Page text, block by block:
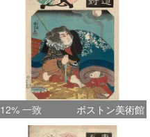
12% 一致 ボストン美術館